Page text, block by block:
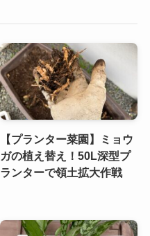
【プランター菜園】ミョウ
ガの植え替え！50L深型プ
ランターで領土拡大作戦